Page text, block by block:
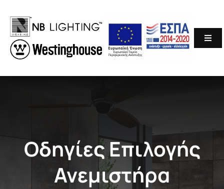
content
Οδηγίες Επιλογής
Ανεμιστήρα